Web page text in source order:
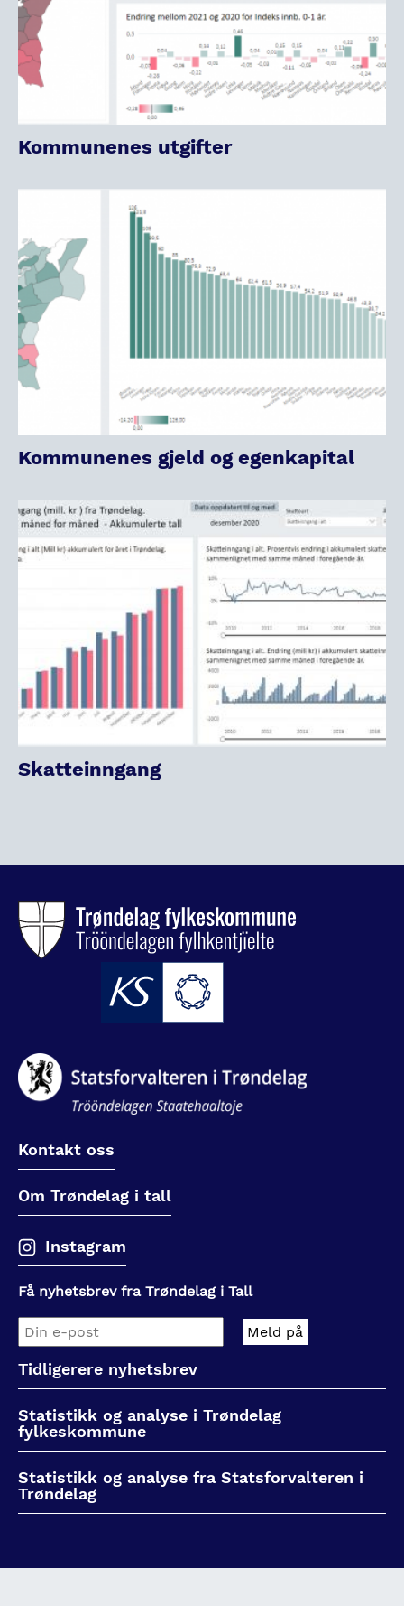
Kommunenes utgifter
Kommunenes gjeld og egenkapital
Skatteinngang
Kontakt oss
Om Trøndelag i tall
Instagram
Få nyhetsbrev fra Trøndelag i Tall
Tidligerere nyhetsbrev
Statistikk og analyse i Trøndelag
fylkeskommune
Statistikk og analyse fra Statsforvalteren i
Trøndelag